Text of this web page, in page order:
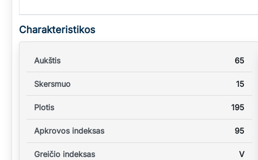
Charakteristikos
Aukštis 65
Skersmuo 15
Plotis 195
Apkrovos indeksas 95
Greičio indeksas V